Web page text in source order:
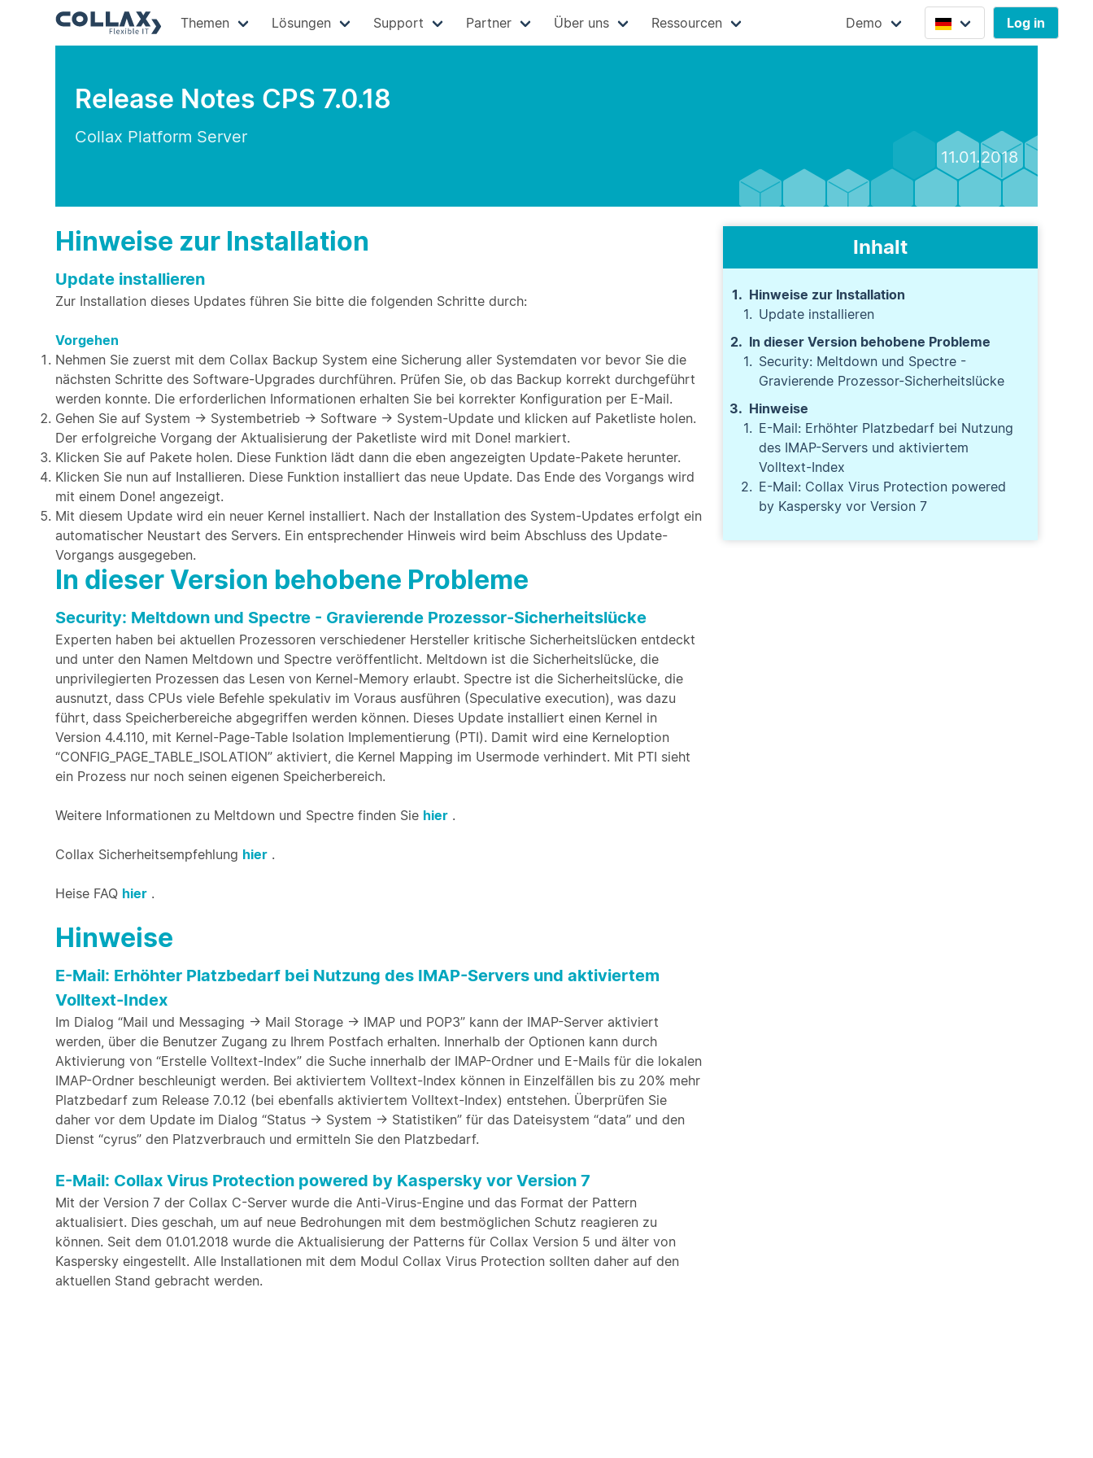
Themen Lösungen Support Partner Über uns Ressourcen Demo Log in
Release Notes CPS 7.0.18
Collax Platform Server
11.01.2018
Hinweise zur Installation
Update installieren
Zur Installation dieses Updates führen Sie bitte die folgenden Schritte durch:
Vorgehen
Nehmen Sie zuerst mit dem Collax Backup System eine Sicherung aller Systemdaten vor bevor Sie die
nächsten Schritte des Software-Upgrades durchführen. Prüfen Sie, ob das Backup korrekt durchgeführt
werden konnte. Die erforderlichen Informationen erhalten Sie bei korrekter Konfiguration per E-Mail.
Gehen Sie auf System → Systembetrieb → Software → System-Update und klicken auf Paketliste holen.
Der erfolgreiche Vorgang der Aktualisierung der Paketliste wird mit Done! markiert.
Klicken Sie auf Pakete holen. Diese Funktion lädt dann die eben angezeigten Update-Pakete herunter.
Klicken Sie nun auf Installieren. Diese Funktion installiert das neue Update. Das Ende des Vorgangs wird
mit einem Done! angezeigt.
Mit diesem Update wird ein neuer Kernel installiert. Nach der Installation des System-Updates erfolgt ein
automatischer Neustart des Servers. Ein entsprechender Hinweis wird beim Abschluss des Update-
Vorgangs ausgegeben.
In dieser Version behobene Probleme
Security: Meltdown und Spectre - Gravierende Prozessor-Sicherheitslücke
Experten haben bei aktuellen Prozessoren verschiedener Hersteller kritische Sicherheitslücken entdeckt
und unter den Namen Meltdown und Spectre veröffentlicht. Meltdown ist die Sicherheitslücke, die
unprivilegierten Prozessen das Lesen von Kernel-Memory erlaubt. Spectre ist die Sicherheitslücke, die
ausnutzt, dass CPUs viele Befehle spekulativ im Voraus ausführen (Speculative execution), was dazu
führt, dass Speicherbereiche abgegriffen werden können. Dieses Update installiert einen Kernel in
Version 4.4.110, mit Kernel-Page-Table Isolation Implementierung (PTI). Damit wird eine Kerneloption
“CONFIG_PAGE_TABLE_ISOLATION” aktiviert, die Kernel Mapping im Usermode verhindert. Mit PTI sieht
ein Prozess nur noch seinen eigenen Speicherbereich.
Weitere Informationen zu Meltdown und Spectre finden Sie hier .
Collax Sicherheitsempfehlung hier .
Heise FAQ hier .
Hinweise
E-Mail: Erhöhter Platzbedarf bei Nutzung des IMAP-Servers und aktiviertem
Volltext-Index
Im Dialog “Mail und Messaging -> Mail Storage -> IMAP und POP3” kann der IMAP-Server aktiviert
werden, über die Benutzer Zugang zu Ihrem Postfach erhalten. Innerhalb der Optionen kann durch
Aktivierung von “Erstelle Volltext-Index” die Suche innerhalb der IMAP-Ordner und E-Mails für die lokalen
IMAP-Ordner beschleunigt werden. Bei aktiviertem Volltext-Index können in Einzelfällen bis zu 20% mehr
Platzbedarf zum Release 7.0.12 (bei ebenfalls aktiviertem Volltext-Index) entstehen. Überprüfen Sie
daher vor dem Update im Dialog “Status -> System -> Statistiken” für das Dateisystem “data” und den
Dienst “cyrus” den Platzverbrauch und ermitteln Sie den Platzbedarf.
E-Mail: Collax Virus Protection powered by Kaspersky vor Version 7
Mit der Version 7 der Collax C-Server wurde die Anti-Virus-Engine und das Format der Pattern
aktualisiert. Dies geschah, um auf neue Bedrohungen mit dem bestmöglichen Schutz reagieren zu
können. Seit dem 01.01.2018 wurde die Aktualisierung der Patterns für Collax Version 5 und älter von
Kaspersky eingestellt. Alle Installationen mit dem Modul Collax Virus Protection sollten daher auf den
aktuellen Stand gebracht werden.
Inhalt
Hinweise zur Installation
Update installieren
In dieser Version behobene Probleme
Security: Meltdown und Spectre -
Gravierende Prozessor-Sicherheitslücke
Hinweise
E-Mail: Erhöhter Platzbedarf bei Nutzung
des IMAP-Servers und aktiviertem
Volltext-Index
E-Mail: Collax Virus Protection powered
by Kaspersky vor Version 7